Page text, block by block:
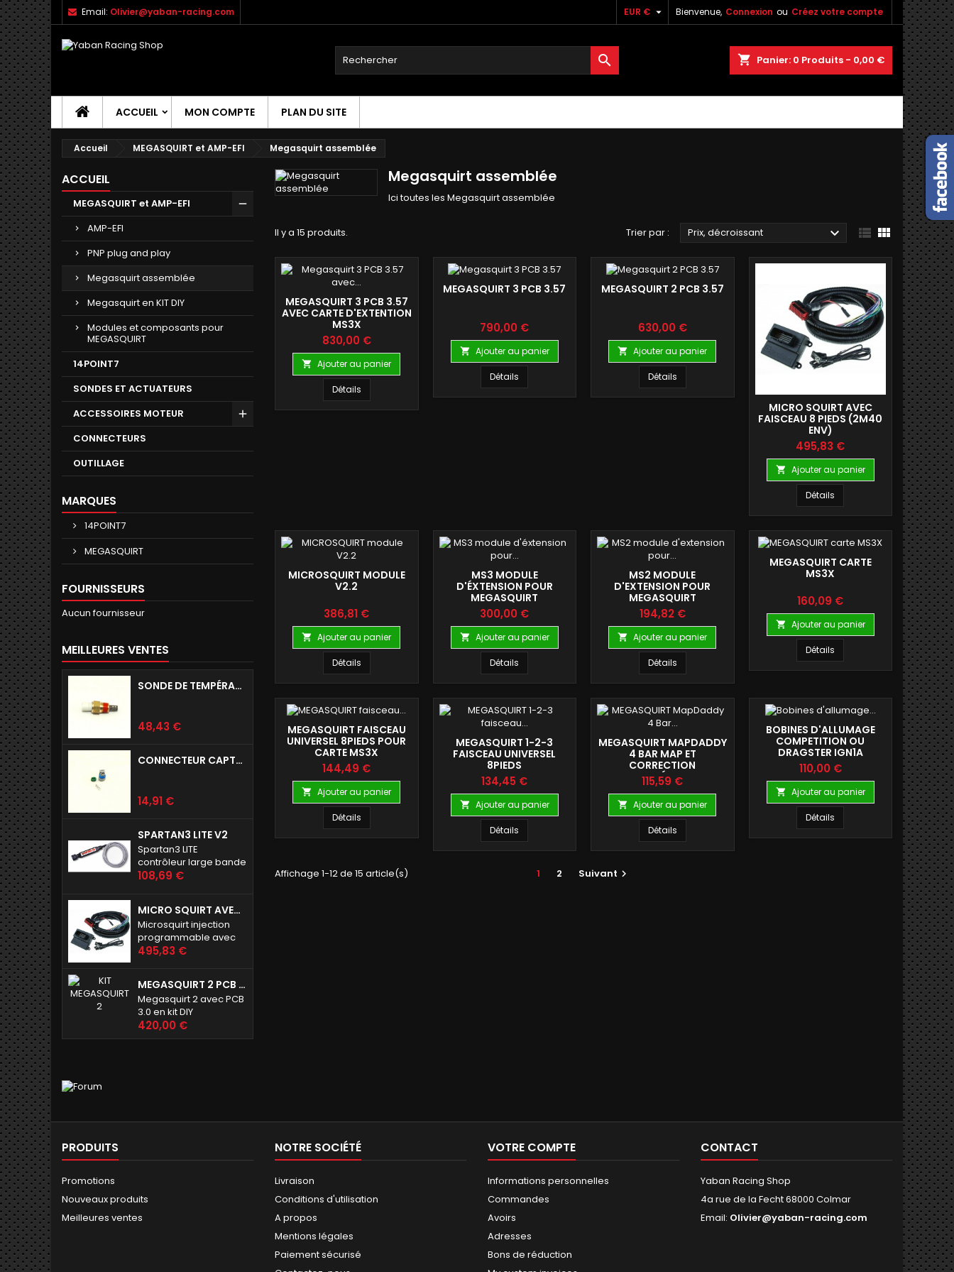
Email: Olivier@yaban-racing.com Bienvenue, Connexion ou Créez votre compte
EUR € 
shopping_cart Panier: 0 Produits - 0,00 €

ACCUEIL MON COMPTE PLAN DU SITE
Accueil MEGASQUIRT et AMP-EFI Megasquirt assemblée
ACCUEIL
MEGASQUIRT et AMP-EFI
AMP-EFI
PNP plug and play
Megasquirt assemblée
Megasquirt en KIT DIY
Modules et composants pour
MEGASQUIRT
14POINT7
SONDES ET ACTUATEURS
ACCESSOIRES MOTEUR
CONNECTEURS
OUTILLAGE
MARQUES
14POINT7
MEGASQUIRT
FOURNISSEURS
Aucun fournisseur
MEILLEURES VENTES
SONDE DE TEMPÉRATURE D'AIR D'ADMISSION IAT
Prix
48,43 €
CONNECTEUR CAPTEUR IAT GM
Prix
14,91 €
SPARTAN3 LITE V2
Spartan3 LITE
contrôleur large bande
Prix
108,69 €
MICRO SQUIRT AVEC FAISCEAU 8 PIEDS (2M40 ENV)
Microsquirt injection
programmable avec
harnais long
Prix
495,83 €
MEGASQUIRT 2 PCB 3.0
Megasquirt 2 avec PCB
3.0 en kit DIY
Prix
420,00 €
Megasquirt assemblée
Ici toutes les Megasquirt assemblée
Il y a 15 produits. Trier par : Prix, décroissant   
MEGASQUIRT 3 PCB 3.57
AVEC CARTE D'EXTENTION
MS3X
Prix
830,00 €
 Ajouter au panier
Détails
MEGASQUIRT 3 PCB 3.57
Prix
790,00 €
 Ajouter au panier
Détails
MEGASQUIRT 2 PCB 3.57
Prix
630,00 €
 Ajouter au panier
Détails
MICRO SQUIRT AVEC
FAISCEAU 8 PIEDS (2M40
ENV)
Prix
495,83 €
 Ajouter au panier
Détails
MICROSQUIRT MODULE
V2.2
Prix
386,81 €
 Ajouter au panier
Détails
MS3 MODULE
D'ÉXTENSION POUR
MEGASQUIRT
Prix
300,00 €
 Ajouter au panier
Détails
MS2 MODULE
D'EXTENSION POUR
MEGASQUIRT
Prix
194,82 €
 Ajouter au panier
Détails
MEGASQUIRT CARTE
MS3X
Prix
160,09 €
 Ajouter au panier
Détails
MEGASQUIRT FAISCEAU
UNIVERSEL 8PIEDS POUR
CARTE MS3X
Prix
144,49 €
 Ajouter au panier
Détails
MEGASQUIRT 1-2-3
FAISCEAU UNIVERSEL
8PIEDS
Prix
134,45 €
 Ajouter au panier
Détails
MEGASQUIRT MAPDADDY
4 BAR MAP ET
CORRECTION
BAROMÉTRIQUE
Prix
115,59 €
 Ajouter au panier
Détails
BOBINES D'ALLUMAGE
COMPETITION OU
DRAGSTER IGN1A
Prix
110,00 €
 Ajouter au panier
Détails
Affichage 1-12 de 15 article(s) 1 2 Suivant 
PRODUITS
Promotions
Nouveaux produits
Meilleures ventes
NOTRE SOCIÉTÉ
Livraison
Conditions d'utilisation
A propos
Mentions légales
Paiement sécurisé
VOTRE COMPTE
Informations personnelles
Commandes
Avoirs
Adresses
Bons de réduction
CONTACT
Yaban Racing Shop
4a rue de la Fecht 68000 Colmar
Email: Olivier@yaban-racing.com